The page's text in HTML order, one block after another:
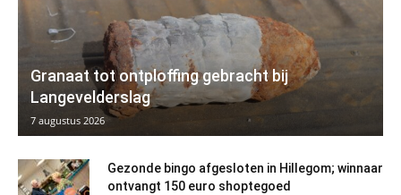
Granaat tot ontploffing gebracht bij
Langevelderslag
7 augustus 2026
Gezonde bingo afgesloten in Hillegom; winnaar
ontvangt 150 euro shoptegoed